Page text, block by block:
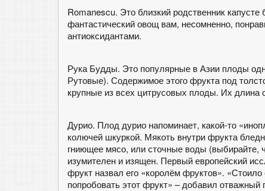
Romanescu. Это близкий родственник
фантастический овощ вам, несомненно,
антиоксидантами.
Рука Будды. Это популярные в Азии плоды
Рутовые). Содержимое этого фрукта под
крупные из всех цитрусовых плоды. Их
Дурио. Плод дурио напоминает, какой-то
колючей шкуркой. Мякоть внутри фрукта
гниющее мясо, или сточные воды (выбирайте,
изумителен и изящен. Первый европейский
фрукт назвал его «королём фруктов».
попробовать этот фрукт» – добавил отважный